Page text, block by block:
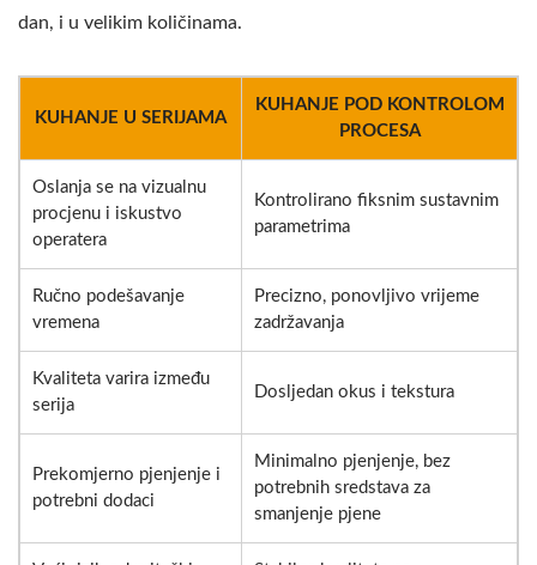
dan, i u velikim količinama.
KUHANJE U SERIJAMA
KUHANJE POD KONTROLOM
PROCESA
Oslanja se na vizualnu
procjenu i iskustvo
operatera
Kontrolirano fiksnim sustavnim
parametrima
Ručno podešavanje
vremena
Precizno, ponovljivo vrijeme
zadržavanja
Kvaliteta varira između
serija
Dosljedan okus i tekstura
Prekomjerno pjenjenje i
potrebni dodaci
Minimalno pjenjenje, bez
potrebnih sredstava za
smanjenje pjene